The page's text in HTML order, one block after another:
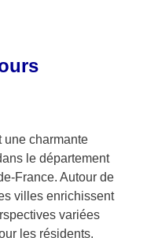
une charmante
le département
France. Autour de
villes enrichissent
variées
les résidents.